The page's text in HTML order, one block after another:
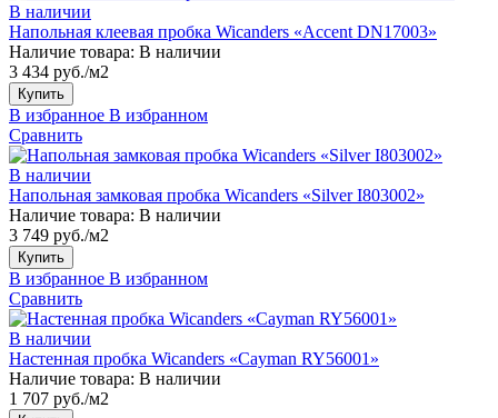
В наличии
Напольная клеевая пробка Wicanders «Accent DN17003»
Наличие товара: В наличии
3 434 руб./м2
Купить
В избранное В избранном
Сравнить
В наличии
Напольная замковая пробка Wicanders «Silver I803002»
Наличие товара: В наличии
3 749 руб./м2
Купить
В избранное В избранном
Сравнить
В наличии
Настенная пробка Wicanders «Cayman RY56001»
Наличие товара: В наличии
1 707 руб./м2